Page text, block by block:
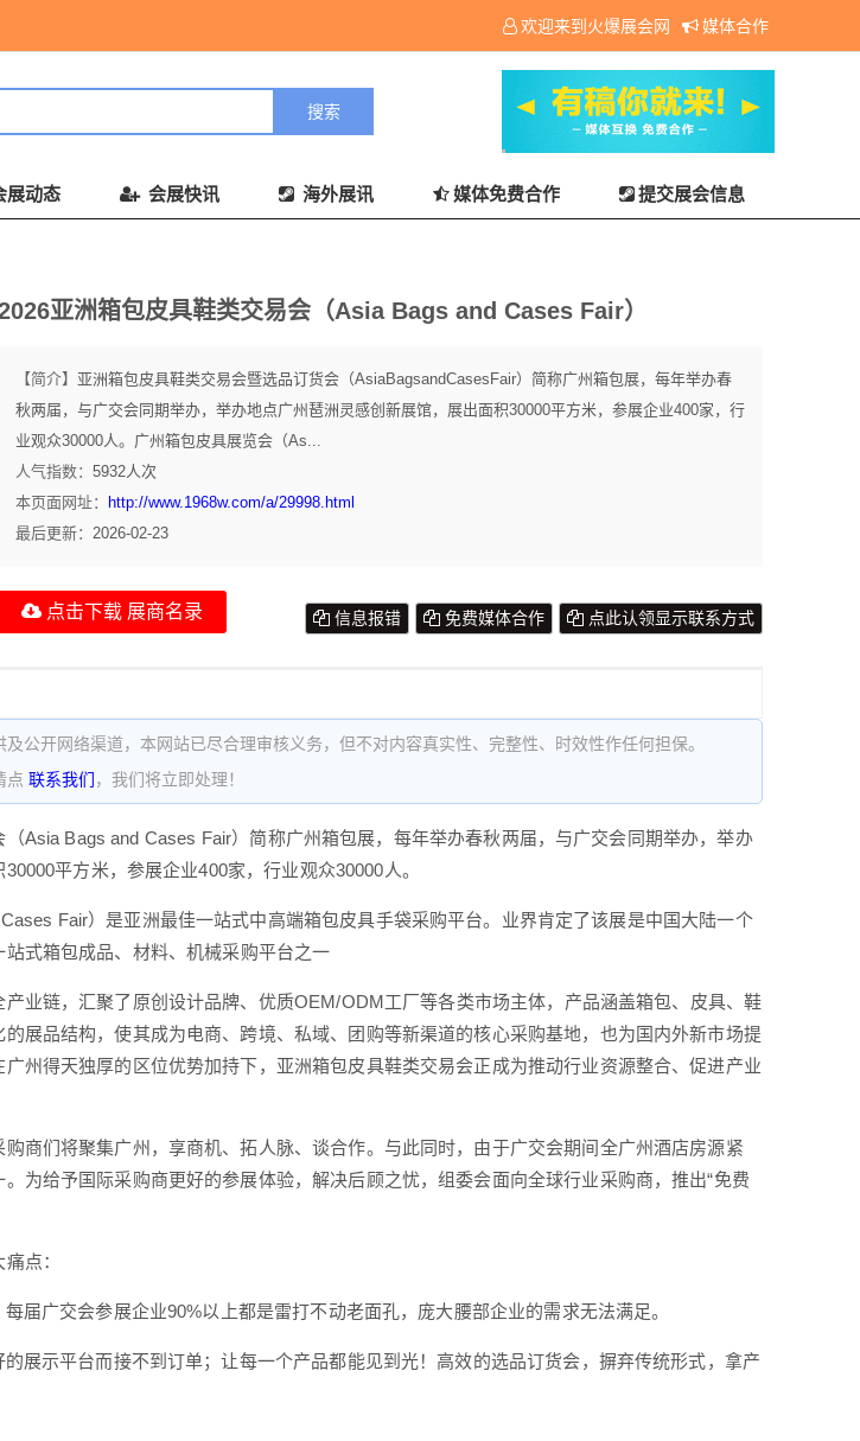
欢迎来到火爆展会网 媒体合作
展动态 会展快讯 海外展讯 媒体免费合作 提交展会信息
亚洲箱包皮具鞋类交易会（Asia Bags and Cases Fair）
【简介】 亚洲箱包皮具鞋类交易会暨选品订货会（AsiaBagsandCasesFair）简称广州箱包展，每年举办春
秋两届，与广交会同期举办，举办地点广州琶洲灵感创新展馆，展出面积30000平方米，参展企业400家，行
业观众30000人。广州箱包皮具展览会（As...
人气指数： 5932人次
本页面网址：
http://www.1968w.com/a/29998.html
最后更新： 2026-02-23
点击下载 展商名录 点此认领显示联系方式
免费媒体合作
信息报错
公开网络渠道，本网站已尽合理审核义务，但不对内容真实性、完整性、时效性作任何担保。
点 联系我们 ，我们将立即处理！
Asia Bags and Cases Fair）简称广州箱包展，每年举办春秋两届，与广交会同期举办，举办
平方米，参展企业400家，行业观众30000人。
Cases Fair）是亚洲最佳一站式中高端箱包皮具手袋采购平台。业界肯定了该展是中国大陆一个
站式箱包成品、材料、机械采购平台之一
业链，汇聚了原创设计品牌、优质OEM/ODM工厂等各类市场主体，产品涵盖箱包、皮具、鞋
展品结构，使其成为电商、跨境、私域、团购等新渠道的核心采购基地，也为国内外新市场提
州得天独厚的区位优势加持下，亚洲箱包皮具鞋类交易会正成为推动行业资源整合、促进产业
商们将聚集广州，享商机、拓人脉、谈合作。与此同时，由于广交会期间全广州酒店房源紧
为给予国际采购商更好的参展体验，解决后顾之忧，组委会面向全球行业采购商，推出“免费
点：
届广交会参展企业90%以上都是雷打不动老面孔，庞大腰部企业的需求无法满足。
展示平台而接不到订单；让每一个产品都能见到光！高效的选品订货会，摒弃传统形式，拿产